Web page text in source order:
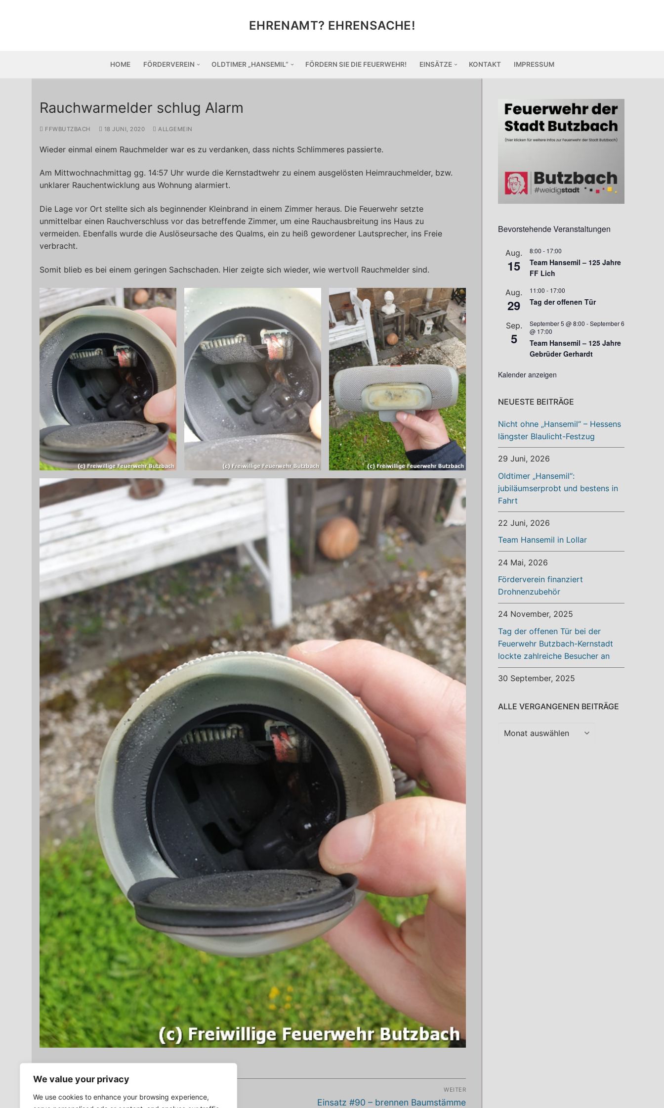
We value your privacy
We use cookies to enhance your browsing experience,
EHRENAMT? EHRENSACHE!
HOME FÖRDERVEREIN OLDTIMER „HANSEMIL“ FÖRDERN SIE DIE FEUERWEHR! EINSÄTZE KONTAKT IMPRESSUM
Rauchwarmelder schlug Alarm
FFWBUTZBACH 18 JUNI, 2020 ALLGEMEIN
Wieder einmal einem Rauchmelder war es zu verdanken, dass nichts Schlimmeres passierte.
Am Mittwochnachmittag gg. 14:57 Uhr wurde die Kernstadtwehr zu einem ausgelösten Heimrauchmelder, bzw.
unklarer Rauchentwicklung aus Wohnung alarmiert.
Die Lage vor Ort stellte sich als beginnender Kleinbrand in einem Zimmer heraus. Die Feuerwehr setzte
unmittelbar einen Rauchverschluss vor das betreffende Zimmer, um eine Rauchausbreitung ins Haus zu
vermeiden. Ebenfalls wurde die Auslöseursache des Qualms, ein zu heiß gewordener Lautsprecher, ins Freie
verbracht.
Somit blieb es bei einem geringen Sachschaden. Hier zeigte sich wieder, wie wertvoll Rauchmelder sind.
Beitragsnavigation
Vorheriger
Unwetter trifft Butzbach – Feuerwehr macht
WEITER
Nächster
Einsatz #90 – brennen Baumstämme
Bevorstehende Veranstaltungen
Aug.
15
8:00 - 17:00
Team Hansemil – 125 Jahre
FF Lich
Aug.
29
11:00 - 17:00
Tag der offenen Tür
Sep.
5
September 5 @ 8:00 -September 6
@ 17:00
Team Hansemil – 125 Jahre
Gebrüder Gerhardt
Kalender anzeigen
NEUESTE BEITRÄGE
Nicht ohne „Hansemil“ – Hessens
längster Blaulicht-Festzug
29 Juni, 2026
Oldtimer „Hansemil“:
jubiläumserprobt und bestens in
Fahrt
22 Juni, 2026
Team Hansemil in Lollar
24 Mai, 2026
Förderverein finanziert
Drohnenzubehör
24 November, 2025
Tag der offenen Tür bei der
Feuerwehr Butzbach-Kernstadt
lockte zahlreiche Besucher an
30 September, 2025
ALLE VERGANGENEN BEITRÄGE
Alle